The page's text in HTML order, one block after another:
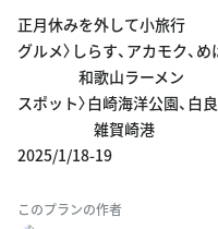
正月休みを外して小旅行
グルメ〉しらす、アカモク、
和歌山ラーメン
スポット〉白崎海洋公園、白良
雑賀崎港
2025/1/18-19
このプランの作者